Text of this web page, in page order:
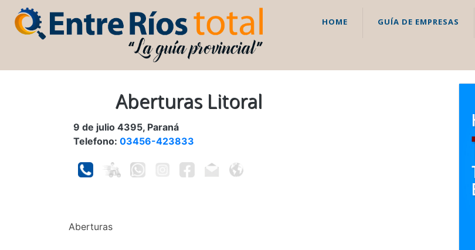
HOME GUÍA DE EMPRESAS
Aberturas Litoral
9 de julio 4395, Paraná
Telefono: 03456-423833
Aberturas